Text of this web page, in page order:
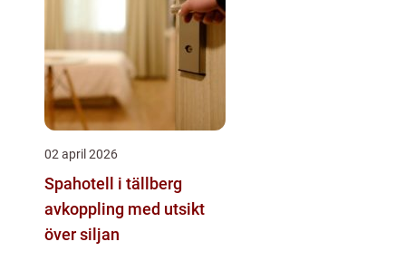
02 april 2026
Spahotell i tällberg
avkoppling med utsikt
över siljan